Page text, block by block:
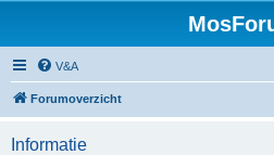
V&A
Forumoverzicht
Informatie